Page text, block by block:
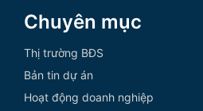
Chuyên mục
Thị trường BĐS
Bản tin dự án
Hoạt động doanh nghiệp